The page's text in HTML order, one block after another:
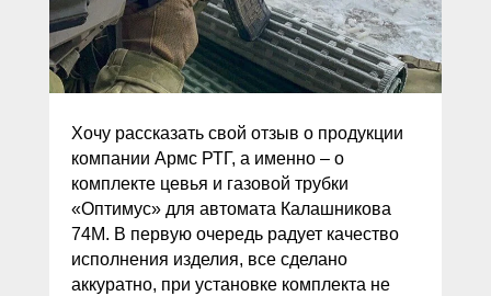
Хочу рассказать свой отзыв о продукции
компании Армс РТГ, а именно – о
комплекте цевья и газовой трубки
«Оптимус» для автомата Калашникова
74М. В первую очередь радует качество
исполнения изделия, все сделано
аккуратно, при установке комплекта не